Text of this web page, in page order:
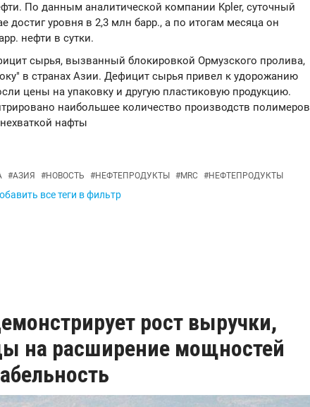
По данным аналитической компании Kpler, суточный
достиг уровня в 2,3 млн барр., а по итогам месяца он
нефти в сутки.
сырья, вызванный блокировкой Ормузского пролива,
в странах Азии. Дефицит сырья привел к удорожанию
цены на упаковку и другую пластиковую продукцию.
наибольшее количество производств полимеров
нафты
#АЗИЯ #НОВОСТЬ #НЕФТЕПРОДУКТЫ #MRC #НЕФТЕПРОДУКТЫ
все теги в фильтр
рост выручки,
на расширение мощностей